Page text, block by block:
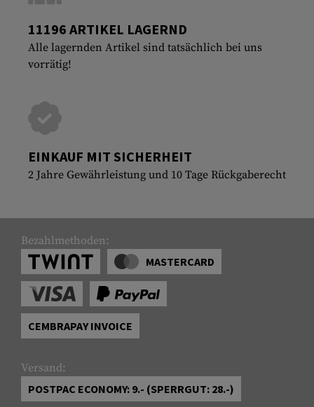
11196 ARTIKEL LAGERND
Alle lagernden Artikel sind tatsächlich bei uns
vorrätig!
EINKAUF MIT SICHERHEIT
2 Jahre Gewährleistung und 10 Tage Rückgaberecht
Bezahlmethoden:
MASTERCARD
CEMBRAPAY INVOICE
Versand:
POSTPAC ECONOMY: 9.- (SPERRGUT: 28.-)